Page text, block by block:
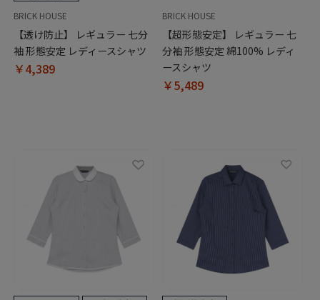
BRICK HOUSE
【透け防止】 レギュラー 七分
袖 形態安定 レディースシャツ
￥4,389
BRICK HOUSE
【超形態安定】 レギュラー 七
分袖 形態安定 綿100% レディ
ースシャツ
￥5,489